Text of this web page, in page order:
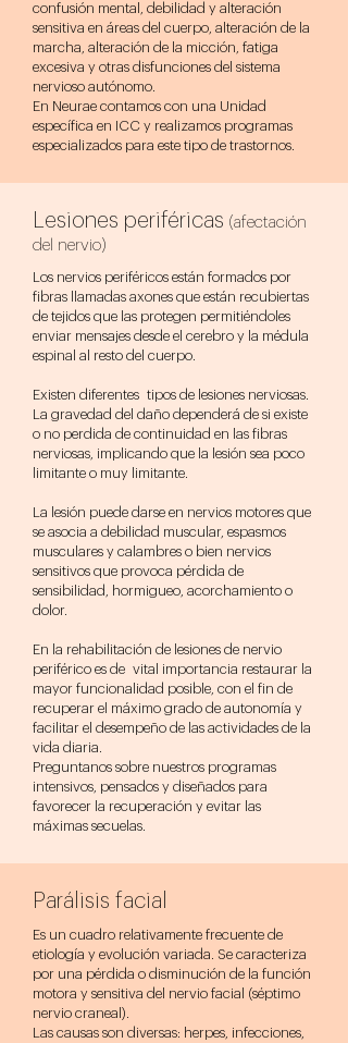
confusión mental, debilidad y alteración
sensitiva en áreas del cuerpo, alteración de la
marcha, alteración de la micción, fatiga
excesiva y otras disfunciones del sistema
nervioso autónomo.
En Neurae contamos con una Unidad
específica en ICC y realizamos programas
especializados para este tipo de trastornos.
Lesiones periféricas (afectación
del nervio)
Los nervios periféricos están formados por
fibras llamadas axones que están recubiertas
de tejidos que las protegen permitiéndoles
enviar mensajes desde el cerebro y la médula
espinal al resto del cuerpo.
Existen diferentes tipos de lesiones nerviosas.
La gravedad del daño dependerá de si existe
o no perdida de continuidad en las fibras
nerviosas, implicando que la lesión sea poco
limitante o muy limitante.
La lesión puede darse en nervios motores que
se asocia a debilidad muscular, espasmos
musculares y calambres o bien nervios
sensitivos que provoca pérdida de
sensibilidad, hormigueo, acorchamiento o
dolor.
En la rehabilitación de lesiones de nervio
periférico es de vital importancia restaurar la
mayor funcionalidad posible, con el fin de
recuperar el máximo grado de autonomía y
facilitar el desempeño de las actividades de la
vida diaria.
Preguntanos sobre nuestros programas
intensivos, pensados y diseñados para
favorecer la recuperación y evitar las
máximas secuelas.
Parálisis facial
Es un cuadro relativamente frecuente de
etiología y evolución variada. Se caracteriza
por una pérdida o disminución de la función
motora y sensitiva del nervio facial (séptimo
nervio craneal).
Las causas son diversas: herpes, infecciones,